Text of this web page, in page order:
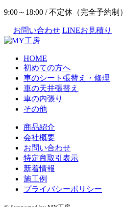
9:00～18:00 / 不定休（完全予約制）
お問い合わせ LINEお見積り
HOME
初めての方へ
車のシート張替え・修理
車の天井張替え
車の内張り
その他
商品紹介
会社概要
お問い合わせ
特定商取引表示
新着情報
施工例
プライバシーポリシー